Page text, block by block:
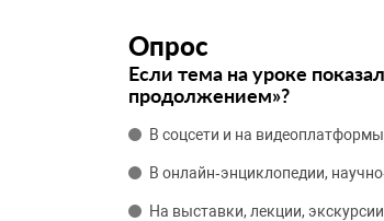
Опрос
Если тема на уроке
продолжением»?
В соцсети и на
В онлайн‑энциклопедии,
На выставки, лекции,